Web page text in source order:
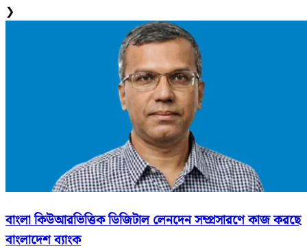
❯
বাংলা কিউআরভিত্তিক ডিজিটাল লেনদেন সম্প্রসারণে কাজ করছে
বাংলাদেশ ব্যাংক